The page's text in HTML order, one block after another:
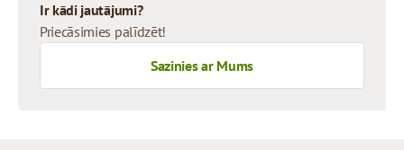
Ir kādi jautājumi?
Priecāsimies palīdzēt!
Sazinies ar Mums